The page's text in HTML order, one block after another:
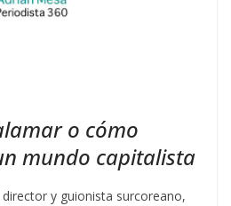
o cómo
mundo capitalista
y guionista surcoreano,